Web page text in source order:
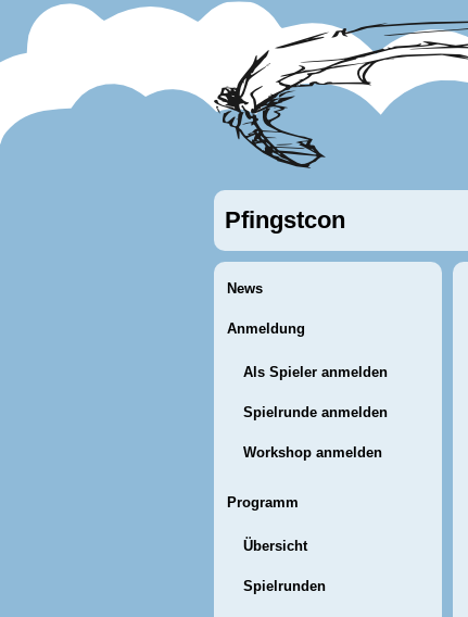
Pfingstcon
News
Anmeldung
Als Spieler anmelden
Spielrunde anmelden
Workshop anmelden
Programm
Übersicht
Spielrunden